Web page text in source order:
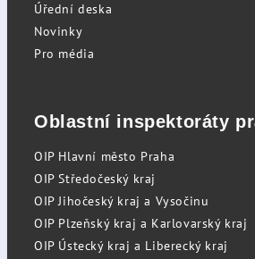
Úřední deska
Novinky
Pro média
Oblastní inspektoráty
OIP Hlavní město Praha
OIP Středočeský kraj
OIP Jihočeský kraj a Vysočinu
OIP Plzeňský kraj a Karlovarský kraj
OIP Ústecký kraj a Liberecký kraj